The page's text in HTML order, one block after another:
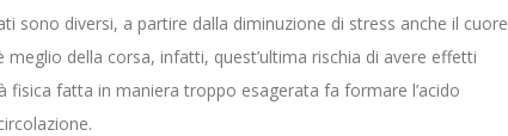
sono diversi, a partire dalla diminuzione di stress anche il cuore
della corsa, infatti, quest’ultima rischia di avere effetti
fisica fatta in maniera troppo esagerata fa formare l’acido